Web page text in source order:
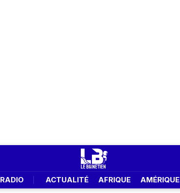
RADIO ACTUALITÉ AFRIQUE AMÉRIQUE